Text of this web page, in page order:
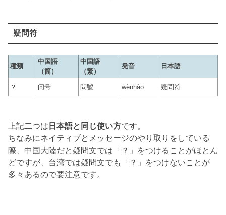
疑問符
種類
中国語
（简）
中国語
（繁）
発音 日本語
？ 问号 問號 wènhào 疑問符
上記二つは 日本語と同じ使い方です。
ちなみにネイティブとメッセージのやり取りをしている
際、中国大陸だと疑問文では「？」をつけることがほとん
どですが、台湾では疑問文でも「？」をつけないことが
多々あるので要注意です。